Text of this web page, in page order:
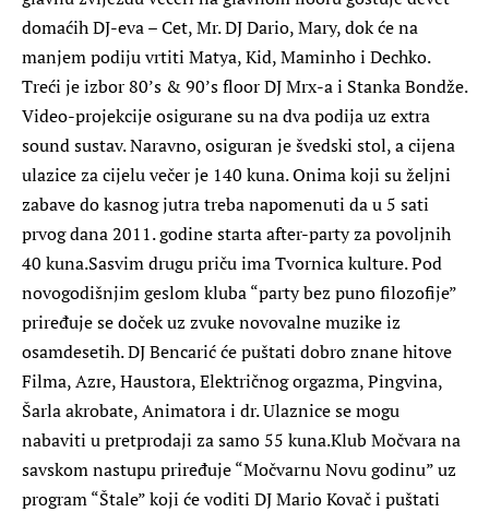
domaćih DJ-eva – Cet, Mr. DJ Dario, Mary, dok će na
manjem podiju vrtiti Matya, Kid, Maminho i Dechko.
Treći je izbor 80’s & 90’s floor DJ Mrx-a i Stanka Bondže.
Video-projekcije osigurane su na dva podija uz extra
sound sustav. Naravno, osiguran je švedski stol, a cijena
ulazice za cijelu večer je 140 kuna. Onima koji su željni
zabave do kasnog jutra treba napomenuti da u 5 sati
prvog dana 2011. godine starta after-party za povoljnih
40 kuna.Sasvim drugu priču ima Tvornica kulture. Pod
novogodišnjim geslom kluba “party bez puno filozofije”
priređuje se doček uz zvuke novovalne muzike iz
osamdesetih. DJ Bencarić će puštati dobro znane hitove
Filma, Azre, Haustora, Električnog orgazma, Pingvina,
Šarla akrobate, Animatora i dr. Ulaznice se mogu
nabaviti u pretprodaji za samo 55 kuna.Klub Močvara na
savskom nastupu priređuje “Močvarnu Novu godinu” uz
program “Štale” koji će voditi DJ Mario Kovač i puštati